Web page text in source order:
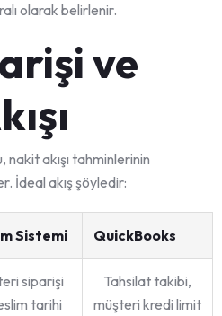
olarak belirlenir.
ve
nakit akışı tahminlerinin
İdeal akış şöyledir:
Sistemi QuickBooks
siparişi
tarihi
Tahsilat takibi,
müşteri kredi limit